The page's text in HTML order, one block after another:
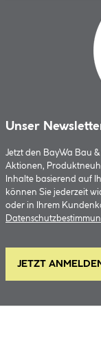
Unser
Jetzt den BayWa Bau
Aktionen,
Inhalte basierend auf
können Sie jederzeit
oder in Ihrem
JETZT